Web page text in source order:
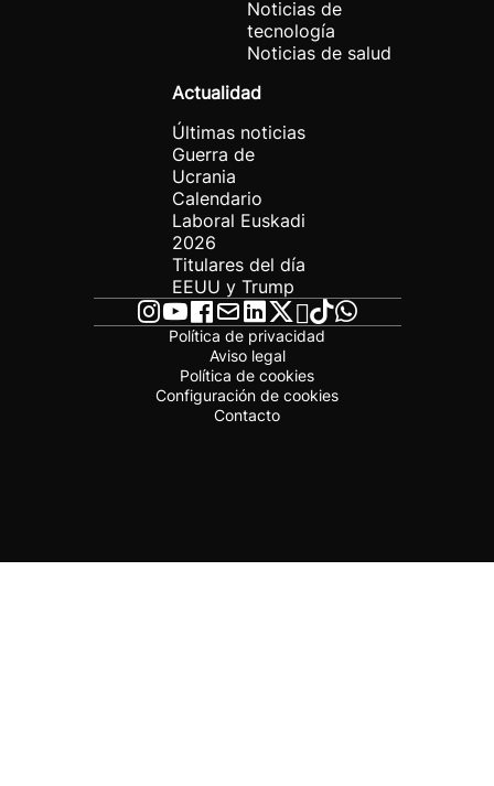
Noticias de
tecnología
Noticias de salud
Actualidad
Últimas noticias
Guerra de
Ucrania
Calendario
Laboral Euskadi
2026
Titulares del día
EEUU y Trump
Política de privacidad
Aviso legal
Política de cookies
Configuración de cookies
Contacto